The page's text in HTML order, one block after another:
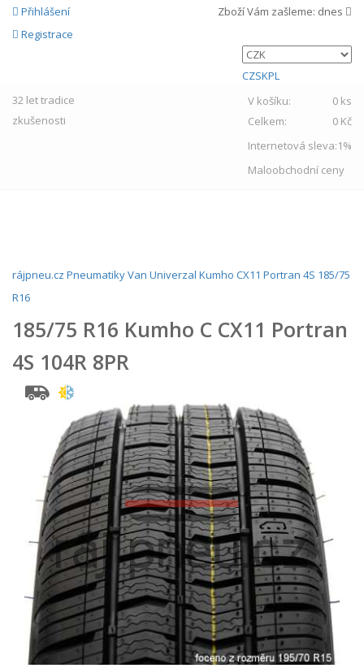
Přihlášení
Registrace
Zboží Vám zašleme: dnes
CZSKPL
32 lettradice
zkušenosti
V košíku:
0 ks
Celkem:
0 Kč
Internetová sleva:1%
Maloobchodní ceny
rájpneu.cz PneumatikyVan Univerzal Kumho CX11 Portran 4S 185/75
R16
185/75 R16 Kumho C CX11 Portran
4S 104R 8PR